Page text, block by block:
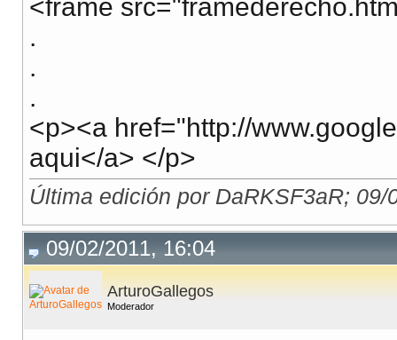
<frame
.
.
.
<p><a href="http://
aqui</a> </p>
Última edición por DaRKSF3aR;
09/02/2011, 16:04
ArturoGallegos
Moderador